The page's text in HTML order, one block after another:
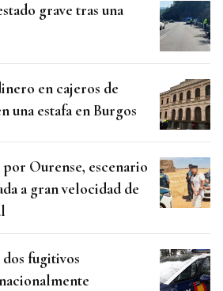
grave tras una
en cajeros de
una estafa en Burgos
por Ourense, escenario
a gran velocidad de
fugitivos